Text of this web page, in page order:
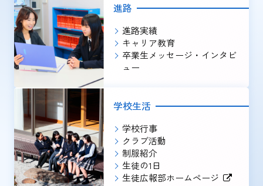
進路
進路実績
キャリア教育
卒業生メッセージ・インタビ
ュー
学校生活
学校行事
クラブ活動
制服紹介
生徒の1日
生徒広報部ホームページ